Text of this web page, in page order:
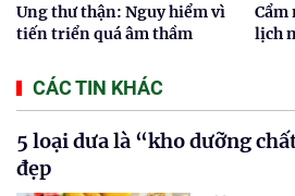
Ung thư thận: Nguy hiểm vì
tiến triển quá âm thầm
Cẩm
lịch
CÁC TIN KHÁC
5 loại dưa là “kho dưỡng
đẹp